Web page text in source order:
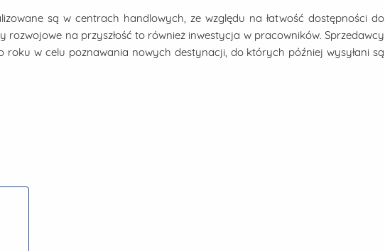
są w centrach handlowych, ze względu na łatwość dostępności do
rozwojowe na przyszłość to również inwestycja w pracowników. Sprzedawcy
roku w celu poznawania nowych destynacji, do których później wysyłani są